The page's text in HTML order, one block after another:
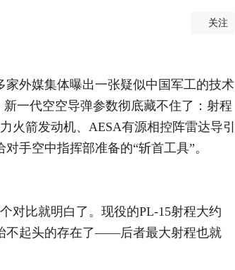
关注
外媒集体曝出一张疑似中国军工的技术
一代空空导弹参数彻底藏不住了：射程
火箭发动机、AESA有源相控阵雷达导引
手空中指挥部准备的“斩首工具”。
对比就明白了。现役的PL-15射程大约
不起头的存在了——后者最大射程也就